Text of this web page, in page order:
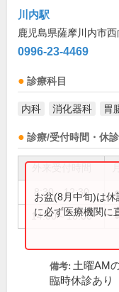
川内駅
鹿児島県薩摩川内市
0996-23-4469
診療科目
内科 消化器科 胃
診療/受付時間・休診
8:30～12:30 ●
14:00～18:00 ●
お盆(8月中旬)は
に必ず医療機関に
備考: 土曜AM
臨時休診あり